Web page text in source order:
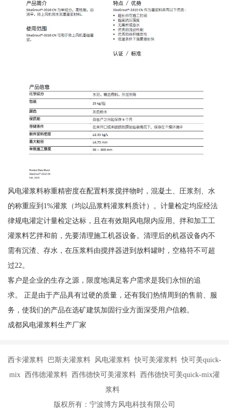
风电灌浆料称重精密度在配置料浆搅拌物时，混凝土、圧浆剂、水
的称重应到1%灌浆（均以品浆料灌浆料质计）。计量检定均应经法
律规电灌定计量检定达标，且在有效期风电限内应用。拌和加工工
灌浆料艺拌和前，先要清理施工机器设备。清理后的机器设备内不
需有沉渣、存水，在压浆料由搅拌器进到放料罐时，空格符不可超
过22。
客户是企业的生存之源，限度地满足客户需求是我们永恒的追
求。 正是由于产品具有过硬的质量，还有我们热情周到的售前、服
务，使我们的产品在选矿建筑加固行业方面深受用户信赖。
成都风电灌浆料生产厂家
西卡灌浆料 巴斯夫灌浆料 风电灌浆料 快可美灌浆料 快可美quick-
mix 西伟德灌浆料 西伟德快可美灌浆料 西伟德快可美quick-mix灌
浆料
版权所有：宁波博方风电科技有限公司